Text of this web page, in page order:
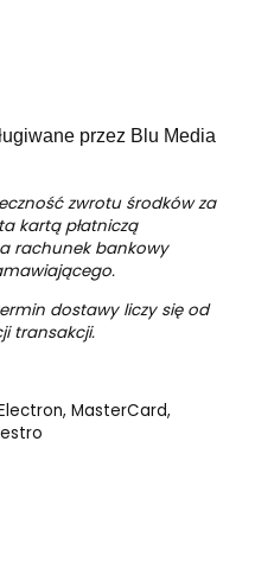
przez Blu Media
zwrotu środków za
kartą płatniczą
rachunek bankowy
dostawy liczy się od
transakcji.
MasterCard,